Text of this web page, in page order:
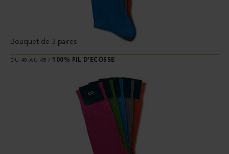
Bouquet de 3 paires
DU 40 AU 45 / 100% FIL D’ECOSSE